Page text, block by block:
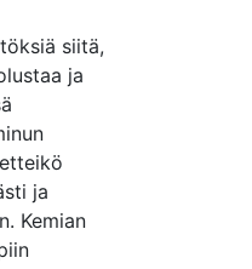
siitä,
ja
ja
Kemian